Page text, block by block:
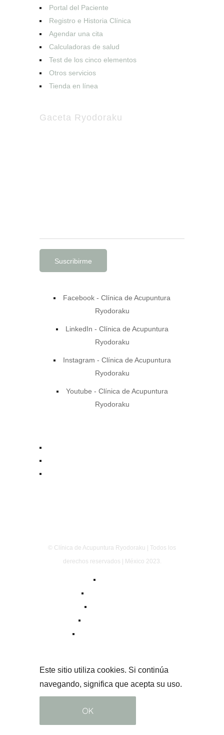
Portal del Paciente
Registro e Historia Clínica
Agendar una cita
Calculadoras de salud
Test de los cinco elementos
Otros servicios
Tienda en línea
Gaceta Ryodoraku
Facebook - Clínica de Acupuntura
Ryodoraku
LinkedIn - Clínica de Acupuntura
Ryodoraku
Instagram - Clínica de Acupuntura
Ryodoraku
Youtube - Clínica de Acupuntura
Ryodoraku
© Clínica de Acupuntura Ryodoraku | Todos los
derechos reservados | México 2023.
Este sitio utiliza cookies. Si continúa
navegando, significa que acepta su uso.
OK